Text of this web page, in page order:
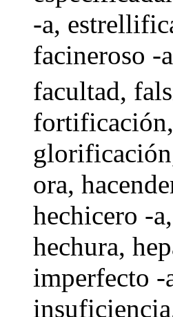
-a,
facineroso -a
facultad,
fortificación,
glorificación
ora,
hechicero -a,
hechura,
imperfecto -
insuficiencia